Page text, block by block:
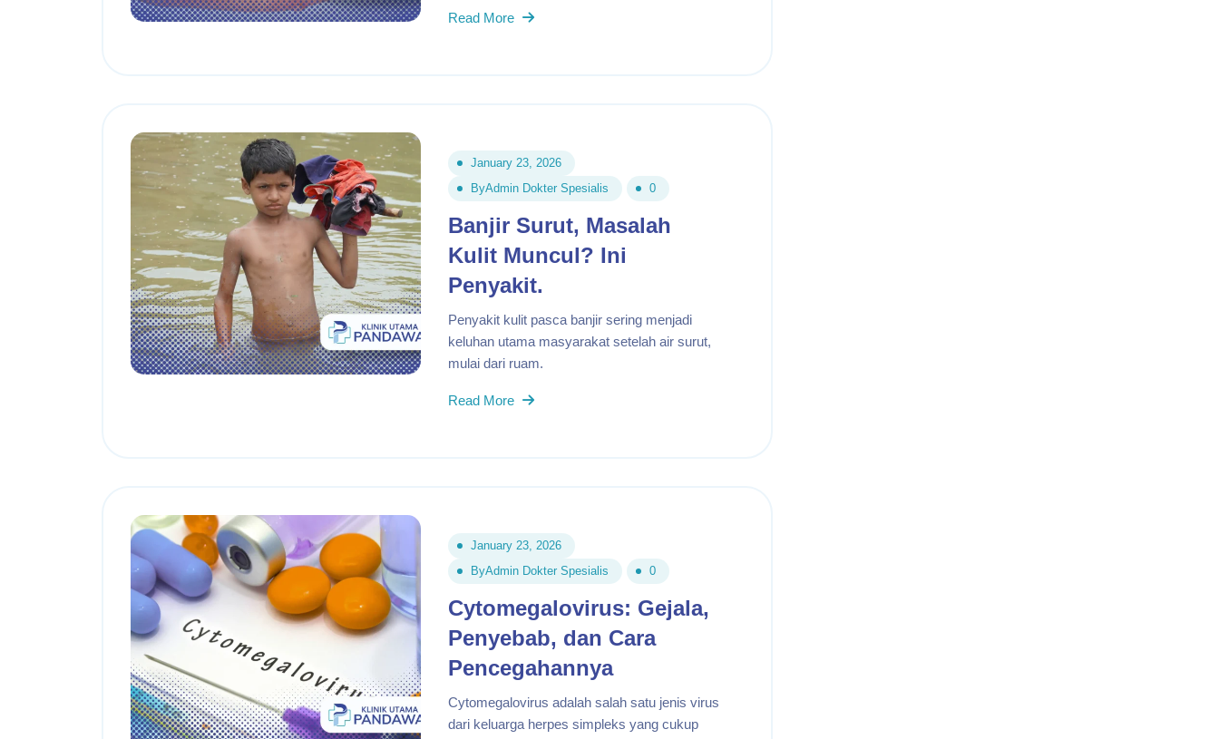
Read More
January 23, 2026
ByAdmin Dokter Spesialis 0
Banjir Surut, Masalah
Kulit Muncul? Ini
Penyakit.
Penyakit kulit pasca banjir sering menjadi
keluhan utama masyarakat setelah air surut,
mulai dari ruam.
Read More
January 23, 2026
ByAdmin Dokter Spesialis 0
Cytomegalovirus: Gejala,
Penyebab, dan Cara
Pencegahannya
Cytomegalovirus adalah salah satu jenis virus
dari keluarga herpes simpleks yang cukup